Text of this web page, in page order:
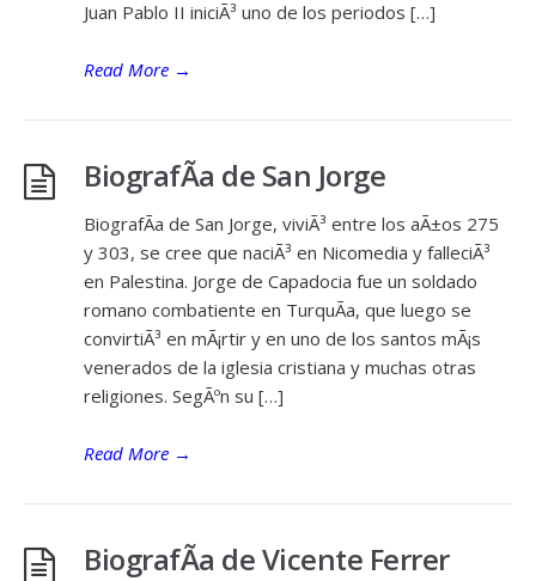
Juan Pablo II iniciÃ³ uno de los periodos […]
Read More →
BiografÃ­a de San Jorge
BiografÃ­a de San Jorge, viviÃ³ entre los aÃ±os 275
y 303, se cree que naciÃ³ en Nicomedia y falleciÃ³
en Palestina. Jorge de Capadocia fue un soldado
romano combatiente en TurquÃ­a, que luego se
convirtiÃ³ en mÃ¡rtir y en uno de los santos mÃ¡s
venerados de la iglesia cristiana y muchas otras
religiones. SegÃºn su […]
Read More →
BiografÃ­a de Vicente Ferrer